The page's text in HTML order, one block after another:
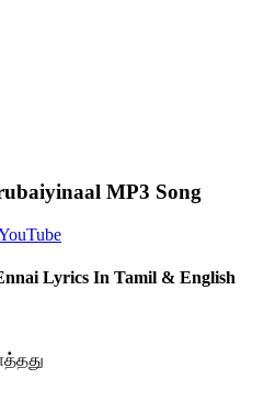
MP3 Song
Lyrics In Tamil & English